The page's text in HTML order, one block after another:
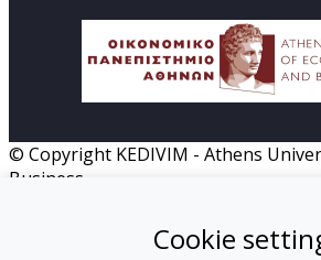
© Copyright KEDIVIM - Athens
Business
Cookie